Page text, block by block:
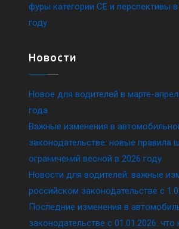
фуры категории CE и перспективы
году
Новости
Новое для водителей в марте-
года
Важные изменения в
законодательстве: новые правила
ограничений весной в 2026 году
Новости для водителей: важные
российском законодательстве c
Последние изменения в
законодательстве c 01.01.2026: что